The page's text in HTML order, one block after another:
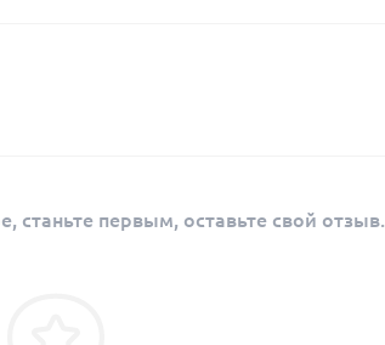
станьте первым, оставьте свой отзыв.